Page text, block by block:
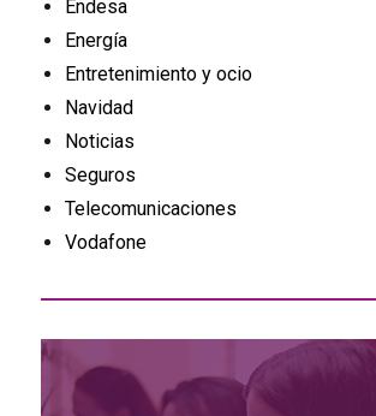
Endesa
Energía
Entretenimiento y ocio
Navidad
Noticias
Seguros
Telecomunicaciones
Vodafone